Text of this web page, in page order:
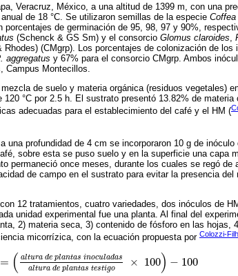
Veracruz, México, a una altitud de 1399 m, con una
de 18 °C. Se utilizaron semillas de la especie
de germinación de 95, 98, 97 y 90%,
(Schenck & GS Sm) y el consorcio Glomus claroides
Rhodes) (CMgrp). Los porcentajes de colonización de los
aggregatus y 67% para el consorcio CMgrp. Ambos
Campus Montecillos.
de suelo y materia orgánica (residuos vegetales)
°C por 2.5 h. El sustrato presentó 13.82% de materia
adecuadas para el establecimiento del café y el HM (
profundidad de 4 cm se incorporaron 10 g de inóculo
sobre esta se puso suelo y en la superficie una capa
permaneció once meses, durante los cuales se regó de
de campo en el sustrato para evitar la presencia del
12 tratamientos, cuatro variedades, dos inóculos de
unidad experimental fue una planta. Al final del
2) materia seca, 3) contenido de fósforo en las hojas,
micorrízica, con la ecuación propuesta por Colozzi-
= ( altura de plantas inoculadas
altura de plantas testigo × 100) − 100
ura de plantas inoculadasaltu a e planta s tes